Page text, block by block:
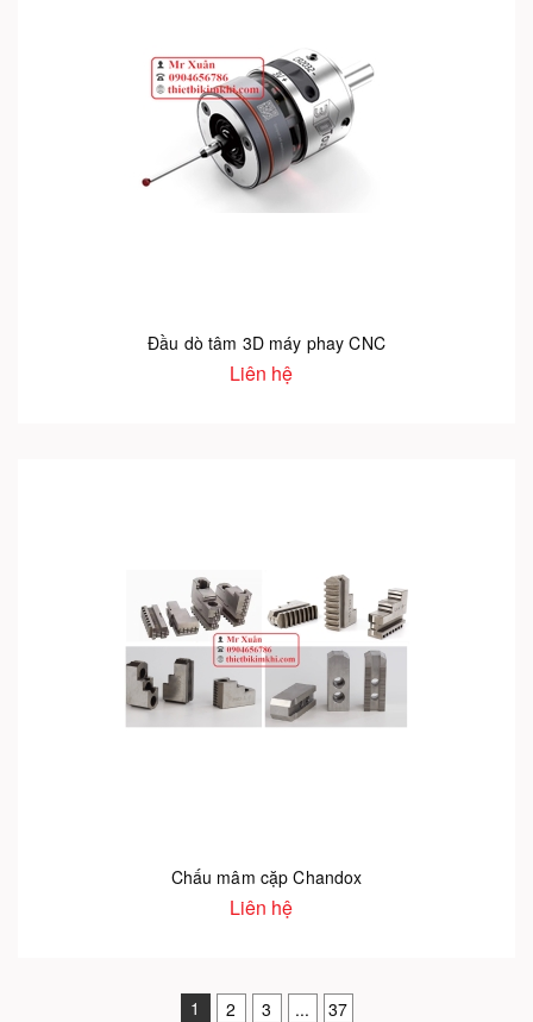
Đầu dò tâm 3D máy phay CNC
Liên hệ
Chấu mâm cặp Chandox
Liên hệ
1 2 3 ... 37